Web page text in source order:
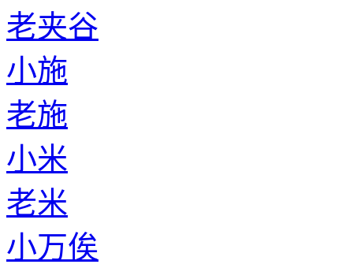
老夹谷
小施
老施
小米
老米
小万俟